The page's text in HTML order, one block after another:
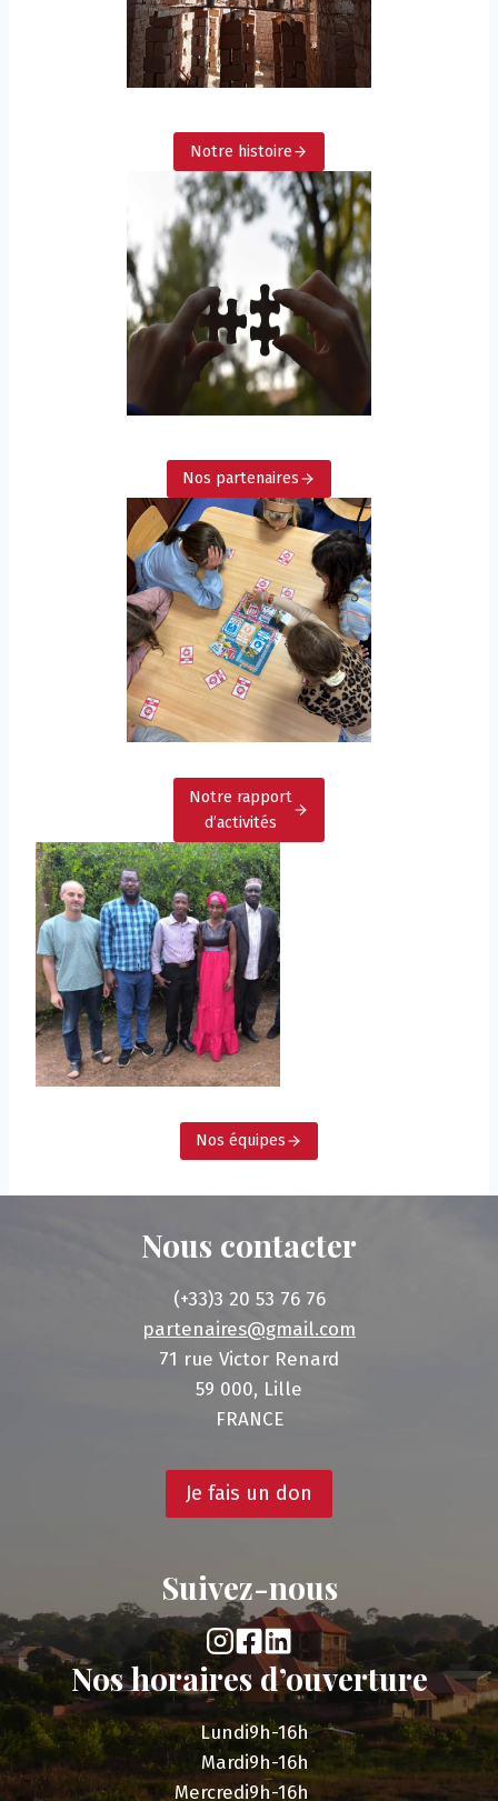
Notre histoire
Nos partenaires
Notre rapport
d’activités
Nos équipes
Nous contacter
(+33)3 20 53 76 76
partenaires@gmail.com
71 rue Victor Renard
59 000, Lille
FRANCE
Je fais un don
Suivez-nous
Nos horaires d’ouverture
Lundi
Mardi
Mercredi
9h-16h
9h-16h
9h-16h